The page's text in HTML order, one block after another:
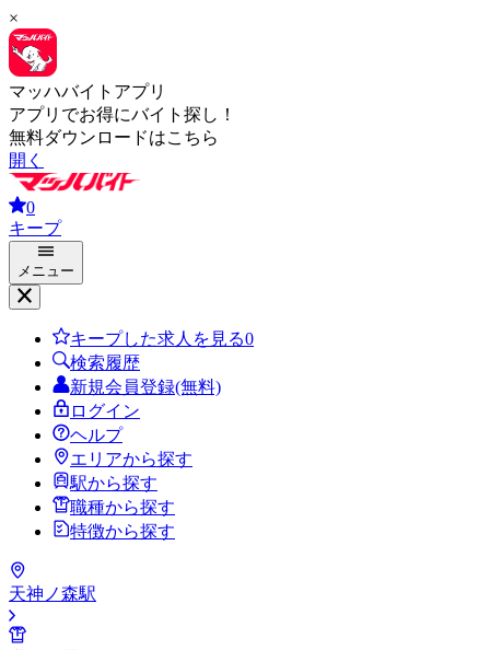
×
マッハバイトアプリ
アプリでお得にバイト探し！
無料ダウンロードはこちら
開く
0
キープ
メニュー
キープした求人を見る0
検索履歴
新規会員登録(無料)
ログイン
ヘルプ
エリアから探す
駅から探す
職種から探す
特徴から探す
天神ノ森駅